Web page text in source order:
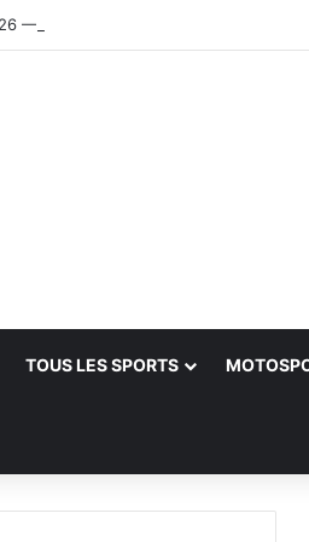
— Le CRB s’adjuge le titre
TOUS LES SPORTS